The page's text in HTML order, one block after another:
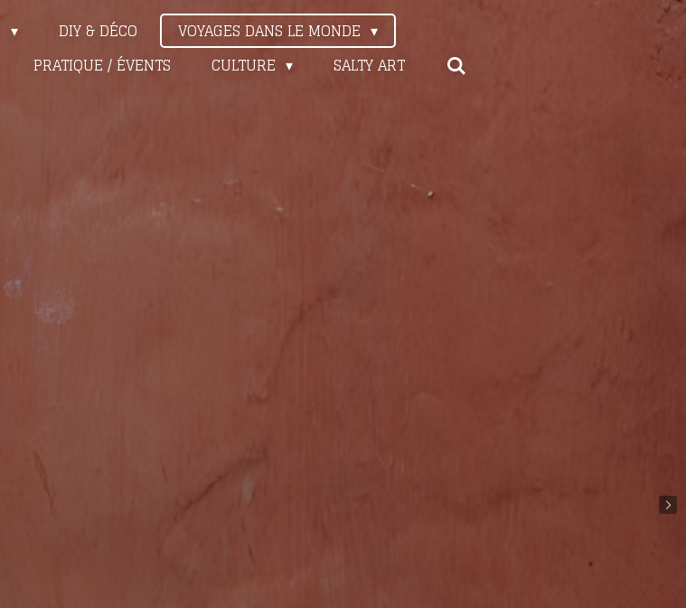
DIY & DÉCO
VOYAGES DANS LE MONDE
PRATIQUE / ÉVENTS CULTURE SALTY ART